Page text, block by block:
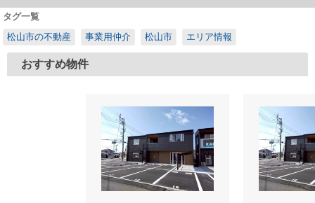
タグ一覧
松山市の不動産
事業用仲介 松山市 エリア情報
おすすめ物件